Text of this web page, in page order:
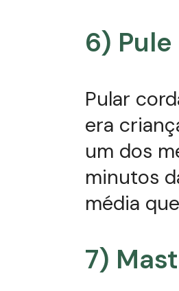
6)
Pular
era
um dos
minutos
média
7)